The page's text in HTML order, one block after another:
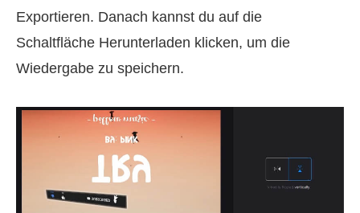
Exportieren. Danach kannst du auf die
Schaltfläche Herunterladen klicken, um die
Wiedergabe zu speichern.